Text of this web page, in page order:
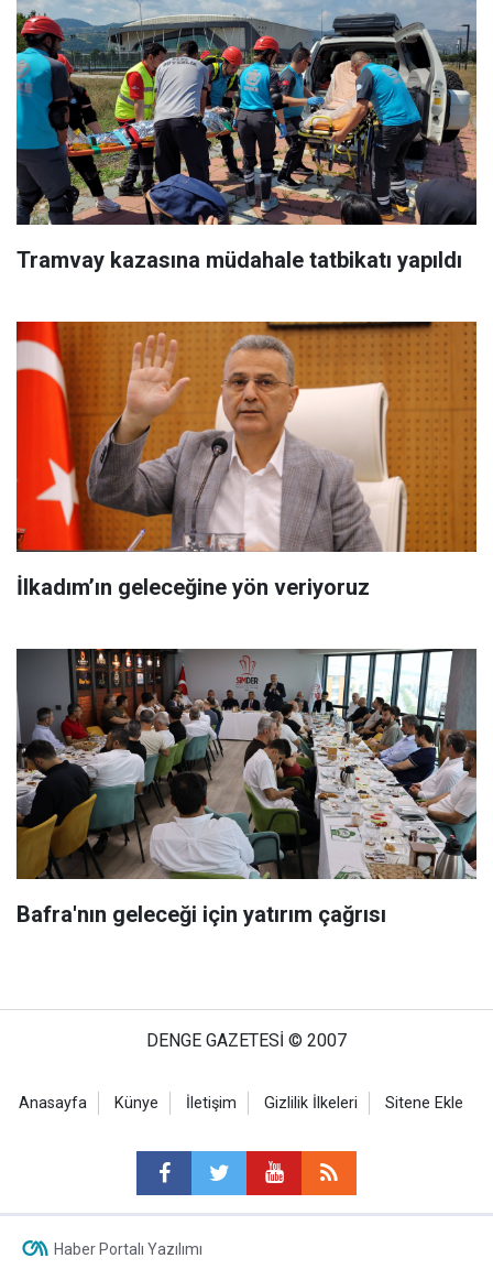
Tramvay kazasına müdahale tatbikatı yapıldı
İlkadım’ın geleceğine yön veriyoruz
Bafra'nın geleceği için yatırım çağrısı
DENGE GAZETESİ © 2007
Anasayfa Künye İletişim Gizlilik İlkeleri Sitene Ekle
Haber Portalı Yazılımı